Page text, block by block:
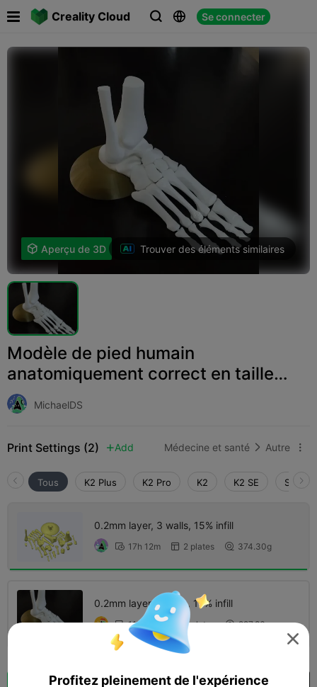
Creality Cloud   Se connecter
 
 Aperçu de 3D Trouver des éléments similaires
Modèle de pied humain
anatomiquement correct en taille
réelle
MichaelDS
Print Settings (2)  Add Médecine et santé  Autre 
Tous K2 Plus K2 Pro K2 K2 SE
0.2mm layer, 3 walls, 15% infill
 17h 12m  2 plates  374.30g
0.2mm layer, 2 walls, 15% infill
 11h 20m 5 plates  227.86g

Profitez pleinement de l'expérience